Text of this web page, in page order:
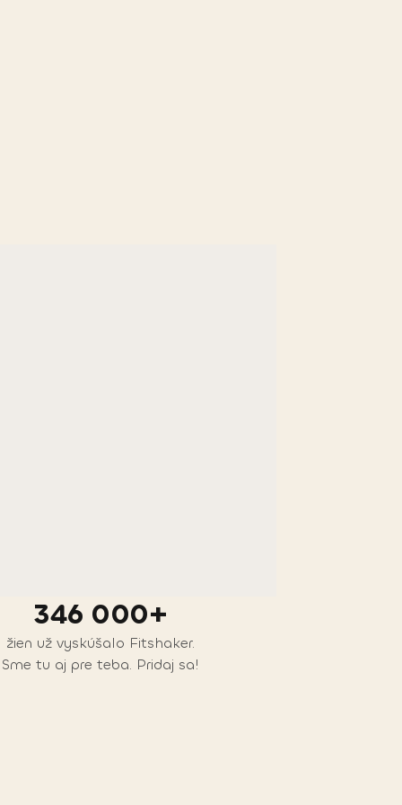
346 000+
žien už vyskúšalo Fitshaker.
Sme tu aj pre teba. Pridaj sa!